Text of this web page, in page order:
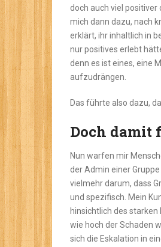
doch auch viel
mich dann dazu, nach
erklärt, ihr inhaltlich in
nur positives erlebt
denn es ist eines, eine
aufzudrängen.
Das führte also dazu,
Doch damit
Nun warfen mir
der Admin einer
vielmehr darum, dass
und spezifisch. Mein
hinsichtlich des
wie hoch der Schaden
sich die Eskalation in